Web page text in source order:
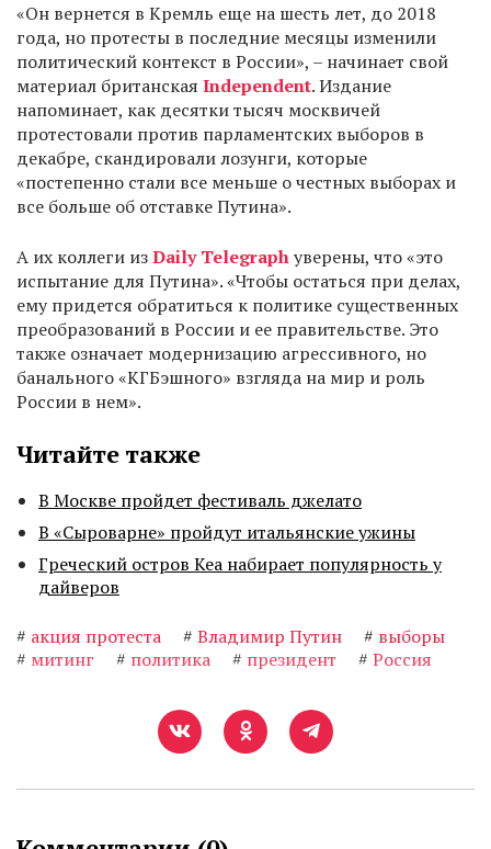
«Он вернется в Кремль еще на шесть лет, до 2018
года, но протесты в последние месяцы изменили
политический контекст в России», – начинает свой
материал британская Independent. Издание
напоминает, как десятки тысяч москвичей
протестовали против парламентских выборов в
декабре, скандировали лозунги, которые
«постепенно стали все меньше о честных выборах и
все больше об отставке Путина».
А их коллеги изDaily Telegraphуверены, что «это
испытание для Путина». «Чтобы остаться при делах,
ему придется обратиться к политике существенных
преобразований в России и ее правительстве. Это
также означает модернизацию агрессивного, но
банального «КГБэшного» взгляда на мир и роль
России в нем».
Читайте также
В Москве пройдет фестиваль джелато
В «Сыроварне» пройдут итальянские ужины
Греческий остров Кеа набирает популярность у
дайверов
# акция протеста # Владимир Путин # выборы
# митинг # политика # президент # Россия